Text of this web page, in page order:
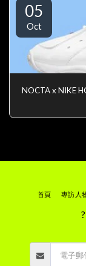
05
Oct
NOCTA x NIKE
首頁 專訪人